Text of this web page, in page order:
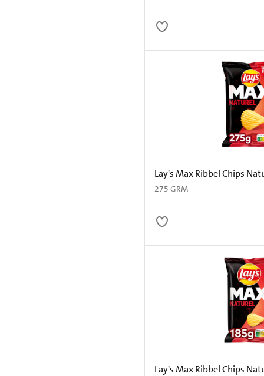
Lay's Max Ribbel Chips
275 GRM
Lay's Max Ribbel Chips